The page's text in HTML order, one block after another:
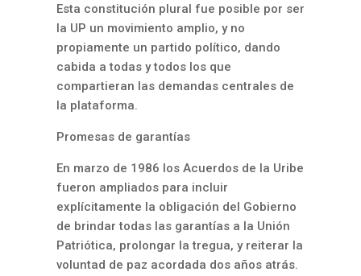
Esta constitución plural fue posible por ser
la UP un movimiento amplio, y no
propiamente un partido político, dando
cabida a todas y todos los que
compartieran las demandas centrales de
la plataforma.
Promesas de garantías
En marzo de 1986 los Acuerdos de la Uribe
fueron ampliados para incluir
explícitamente la obligación del Gobierno
de brindar todas las garantías a la Unión
Patriótica, prolongar la tregua, y reiterar la
voluntad de paz acordada dos años atrás.